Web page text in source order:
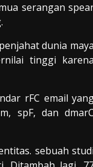
serangan
dunia maya
tinggi karena
rFC email
spF, dan dmarC
sebuah studi